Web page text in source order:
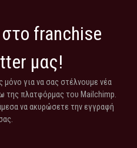
franchise
μας!
για να σας στέλνουμε νέα
της πλατφόρμας του Mailchimp.
να ακυρώσετε την εγγραφή